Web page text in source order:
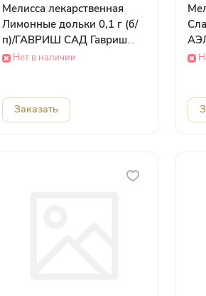
Мелисса лекарственная
Лимонные дольки 0,1 г (б/
п)/ГАВРИШ САД Гавриш
ОВОЩИ
Нет в наличии
Заказать